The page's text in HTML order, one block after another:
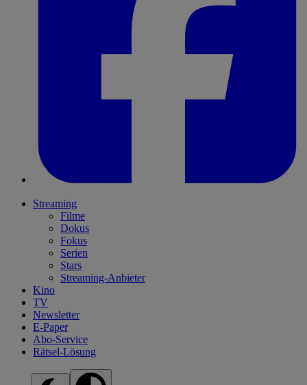
Streaming
Filme
Dokus
Fokus
Serien
Stars
Streaming-Anbieter
Kino
TV
Newsletter
E-Paper
Abo-Service
Rätsel-Lösung